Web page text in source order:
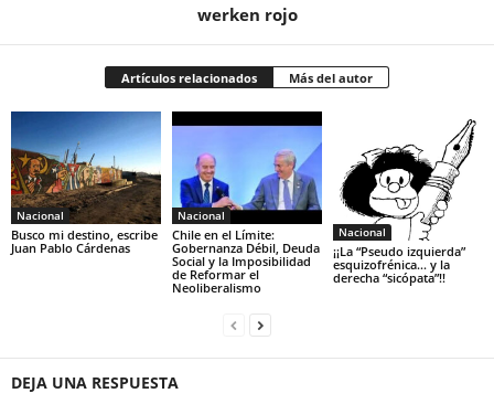
werken rojo
Artículos relacionados Más del autor
Nacional
Busco mi destino, escribe
Juan Pablo Cárdenas
Nacional
Chile en el Límite:
Gobernanza Débil, Deuda
Social y la Imposibilidad
de Reformar el
Neoliberalismo
Nacional
¡¡La “Pseudo izquierda”
esquizofrénica… y la
derecha “sicópata”!!
DEJA UNA RESPUESTA